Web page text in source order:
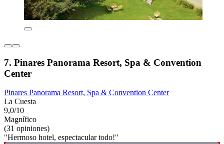
7. Pinares Panorama Resort, Spa & Convention
Center
Pinares Panorama Resort, Spa & Convention Center
La Cuesta
9,0/10
Magnífico
(31 opiniones)
"Hermoso hotel, espectacular todo!"